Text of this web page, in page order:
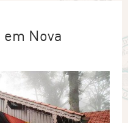
Nova